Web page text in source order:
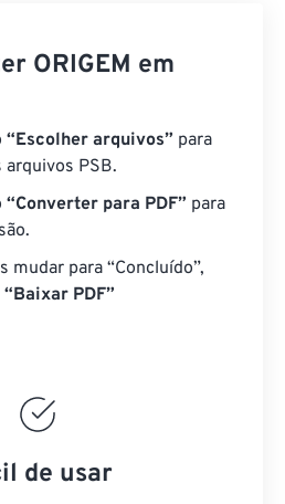
ORIGEM em
“Escolher arquivos” para
PSB.
“Converter para PDF” para
mudar para “Concluído”,
“Baixar PDF”
de usar